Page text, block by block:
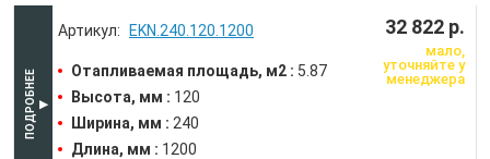
EKN.240.120.1200
Отапливаемая площадь, м2 : 5.87
Высота, мм : 120
Ширина, мм : 240
Длина, мм : 1200
32 822 р.
мало,
уточняйте у
менеджера